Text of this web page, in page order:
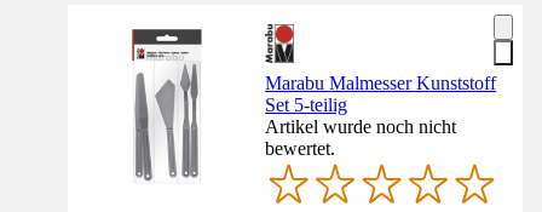
Marabu Malmesser Kunststoff
Set 5-teilig
Artikel wurde noch nicht
bewertet.